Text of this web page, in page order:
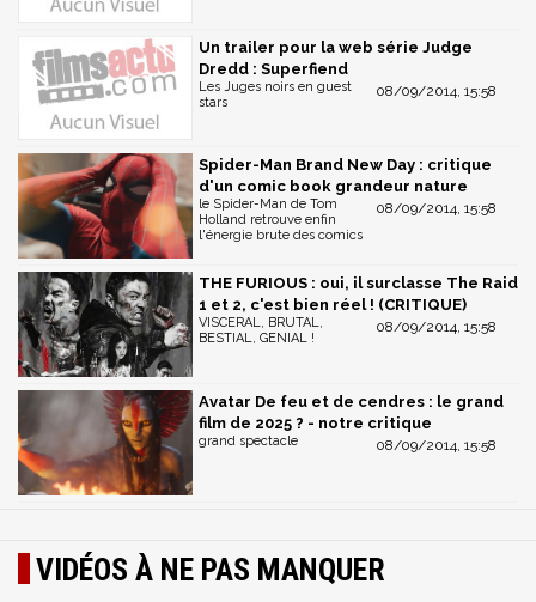
Un trailer pour la web série Judge
Dredd : Superfiend
08/09/2014, 15:58
Les Juges noirs en guest
stars
Spider-Man Brand New Day : critique
d'un comic book grandeur nature
08/09/2014, 15:58
le Spider-Man de Tom
Holland retrouve enfin
l'énergie brute des comics
THE FURIOUS : oui, il surclasse The Raid
1 et 2, c'est bien réel ! (CRITIQUE)
08/09/2014, 15:58
VISCERAL, BRUTAL,
BESTIAL, GENIAL !
Avatar De feu et de cendres : le grand
film de 2025 ? - notre critique
08/09/2014, 15:58
grand spectacle
VIDÉOS À NE PAS MANQUER